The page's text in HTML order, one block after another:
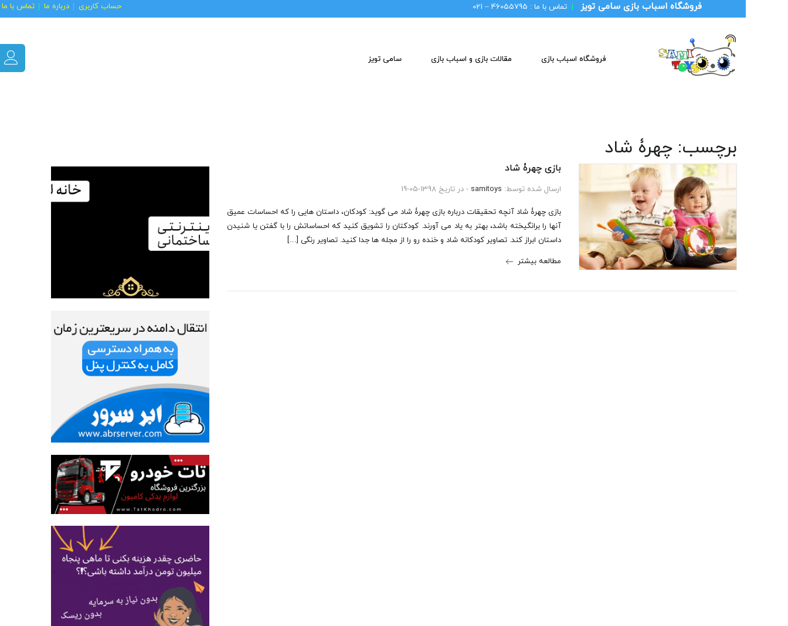
فروشگاه اسباب بازی سامی تویز | تماس با ما : 46055795 – 021 حساب کاربری درباره ما تماس با ما
فروشگاه اسباب بازی مقالات بازی و اسباب بازی سامی تویز
برچسب: چهرۀ شاد
بازی چهرۀ شاد
ارسال شده توسط: samitoys - در تاریخ 1398-05-19
بازی چهرۀ شاد آنچه تحقیقات درباره بازی چهرۀ شاد می گوید: کودکان، داستان هایی را که احساسات عمیق
آنها را برانگیخته باشد، بهتر به یاد می آورند. کودکتان را تشویق کنید که احساساتش را با گفتن یا شنیدن
داستان ابراز کند. تصاویر کودکانه شاد و خنده رو را از مجله ها جدا کنید. تصاویر رنگی […]
مطالعه بیشتر